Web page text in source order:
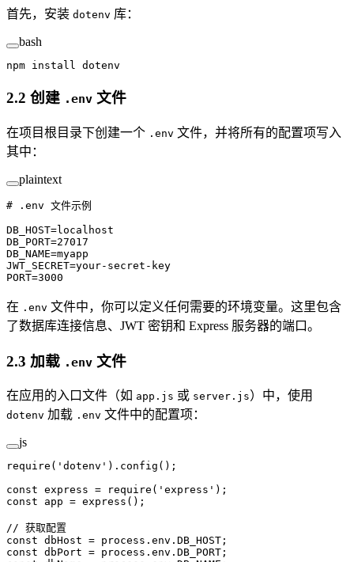
首先，安装 dotenv 库：
bash
npm install dotenv
2.2 创建 .env 文件
在项目根目录下创建一个 .env 文件，并将所有的配置项写入
其中：
plaintext
# .env 文件示例
DB_HOST=localhost
DB_PORT=27017
DB_NAME=myapp
JWT_SECRET=your-secret-key
PORT=3000
在 .env 文件中，你可以定义任何需要的环境变量。这里包含
了数据库连接信息、JWT 密钥和 Express 服务器的端口。
2.3 加载 .env 文件
在应用的入口文件（如 app.js 或 server.js）中，使用
dotenv 加载 .env 文件中的配置项：
js
require ( 'dotenv' ). config ();
const express = require ( 'express' );
const app = express ();
// 获取配置
const dbHost = process.env. DB_HOST ;
const dbPort = process.env. DB_PORT ;